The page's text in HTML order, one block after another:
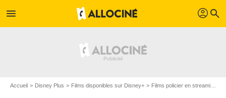
menu profil search
Accueil Disney Plus Films disponibles sur Disney+ Films policier en streaming sur Disney+